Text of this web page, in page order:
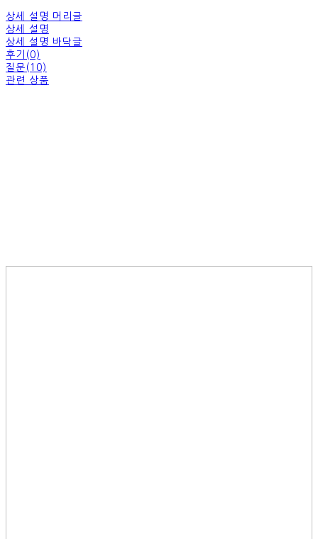
상세 설명 머리글
상세 설명
상세 설명 바닥글
후기(0)
질문(10)
관련 상품